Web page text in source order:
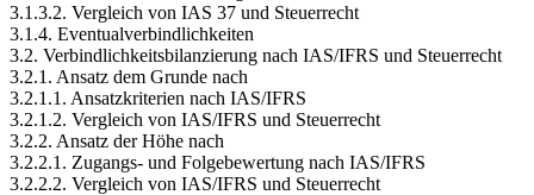
3.1.3.2. Vergleich von IAS 37 und Steuerrecht
3.1.4. Eventualverbindlichkeiten
3.2. Verbindlichkeitsbilanzierung nach IAS/IFRS und Steuerrecht
3.2.1. Ansatz dem Grunde nach
3.2.1.1. Ansatzkriterien nach IAS/IFRS
3.2.1.2. Vergleich von IAS/IFRS und Steuerrecht
3.2.2. Ansatz der Höhe nach
3.2.2.1. Zugangs- und Folgebewertung nach IAS/IFRS
3.2.2.2. Vergleich von IAS/IFRS und Steuerrecht